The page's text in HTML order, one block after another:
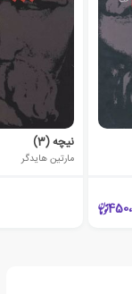
نیچه (3)
مارتین هایدگر